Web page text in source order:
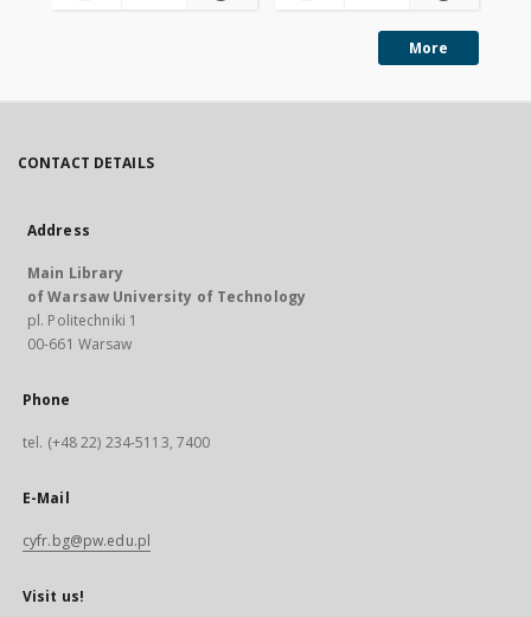
More
CONTACT DETAILS
Address
Main Library
of Warsaw University of Technology
pl. Politechniki 1
00-661 Warsaw
Phone
tel. (+48 22) 234-5113, 7400
E-Mail
cyfr.bg@pw.edu.pl
Visit us!